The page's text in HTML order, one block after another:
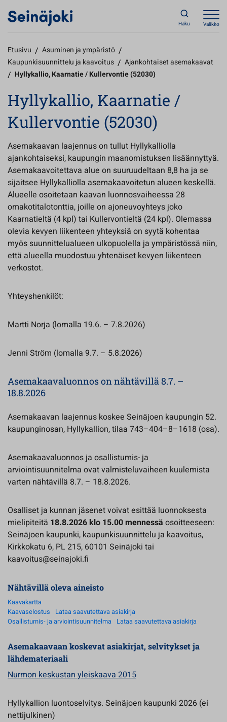
Haku Valikko
Etusivu / Asuminen ja ympäristö /
Kaupunkisuunnittelu ja kaavoitus / Ajankohtaiset asemakaavat
/ Hyllykallio, Kaarnatie / Kullervontie (52030)
Hyllykallio, Kaarnatie /
Kullervontie (52030)
Asemakaavan laajennus on tullut Hyllykalliolla
ajankohtaiseksi, kaupungin maanomistuksen lisäännyttyä.
Asemakaavoitettava alue on suuruudeltaan 8,8 ha ja se
sijaitsee Hyllykalliolla asemakaavoitetun alueen keskellä.
Alueelle osoitetaan kaavan luonnosvaiheessa 28
omakotitalotonttia, joille on ajoneuvoyhteys joko
Kaarnatieltä (4 kpl) tai Kullervontieltä (24 kpl). Olemassa
olevia kevyen liikenteen yhteyksiä on syytä kohentaa
myös suunnittelualueen ulkopuolella ja ympäristössä niin,
että alueella muodostuu yhtenäiset kevyen liikenteen
verkostot.
Yhteyshenkilöt:
Martti Norja (lomalla 19.6. – 7.8.2026)
Jenni Ström (lomalla 9.7. – 5.8.2026)
Asemakaavaluonnos on nähtävillä 8.7. –
18.8.2026
Asemakaavan laajennus koskee Seinäjoen kaupungin 52.
kaupunginosan, Hyllykallion, tilaa 743–404–8–1618 (osa).
Asemakaavaluonnos ja osallistumis- ja
arviointisuunnitelma ovat valmisteluvaiheen kuulemista
varten nähtävillä 8.7. – 18.8.2026.
Osalliset ja kunnan jäsenet voivat esittää luonnoksesta
mielipiteitä 18.8.2026 klo 15.00 mennessä osoitteeseen:
Seinäjoen kaupunki, kaupunkisuunnittelu ja kaavoitus,
Kirkkokatu 6, PL 215, 60101 Seinäjoki tai
kaavoitus@seinajoki.fi
Nähtävillä oleva aineisto
Kaavakartta
Kaavaselostus
Lataa saavutettava asiakirja
Osallistumis- ja arviointisuunnitelma
Lataa saavutettava asiakirja
Asemakaavaan koskevat asiakirjat, selvitykset ja
lähdemateriaali
Nurmon keskustan yleiskaava 2015
Hyllykallion luontoselvitys. Seinäjoen kaupunki 2026 (ei
nettijulkinen)